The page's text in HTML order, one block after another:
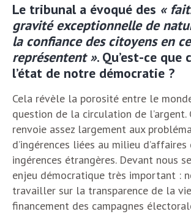
Le tribunal a évoqué des «
gravité exceptionnelle de
la confiance des citoyens en
représentent ». Qu’est-ce que
l’état de notre démocratie ?
Cela révèle la porosité entre le
question de la circulation de l’argent.
renvoie assez largement aux
d’ingérences liées au milieu d’affaires
ingérences étrangères. Devant nous
enjeu démocratique très important :
travailler sur la transparence de la
financement des campagnes